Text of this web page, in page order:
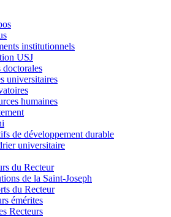
institutionnels
USJ
doctorales
universitaires
humaines
de développement durable
universitaire
du Recteur
de la Saint-Joseph
du Recteur
émérites
Recteurs